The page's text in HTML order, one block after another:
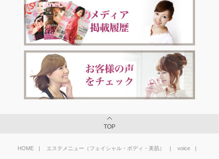
TOP
HOME エステメニュー（フェイシャル・ボディ・美肌） voice